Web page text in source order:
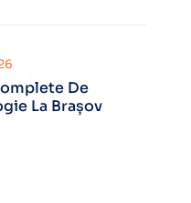
De
La Brașov